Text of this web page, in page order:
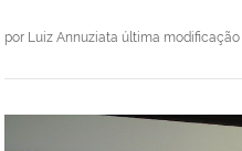
por Luiz Annuziata última modificação